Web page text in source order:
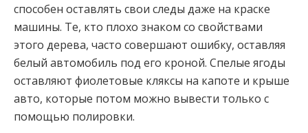
способен оставлять свои следы даже на краске
машины. Те, кто плохо знаком со свойствами
этого дерева, часто совершают ошибку, оставляя
белый автомобиль под его кроной. Спелые ягоды
оставляют фиолетовые кляксы на капоте и крыше
авто, которые потом можно вывести только с
помощью полировки.